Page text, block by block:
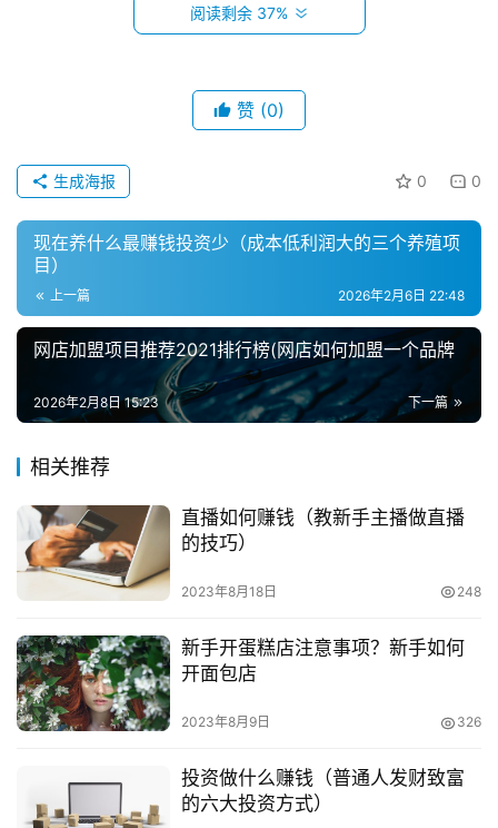
页
小
本
创
业
兼
项
电
商
创
创
业
项
目
频
投稿
网上价格太透明，质量好的进价也不低，质量次的不敢进
做网店和直播带货，所以摆摊只是处理一些旧款，所以兼职
摆摊的，不建议卖此类产品。
3、卡通水枪、泡泡机、发条小乌龟等网红玩具。
钱。见过两个大学生小姐姐摆摊（特殊时期，还没有开
学），一个在直播唱儿歌，一个在激情的介绍着产品，基本
上过路的人都看一会，围观人数不少，销量确实不错。看来
产品好是一方面，摊主的才艺才能聚人气，促交易。
插一个值得反思的见闻。一个比较调皮的小男孩，
大概五、六岁的样子，路过一个卖网红泡泡机的摊位，二话
没说，直接把包装撕了，拿着就跑，大人露出来无奈的表
在喝，原来是隔壁的隔壁奶茶摊，摊主不注意，小朋友直接
拿吸管插上就喝，家长又尴尬的付了账。对小孩的管教和引
导孩子正确的生活观很重要。
二、老中青男人们的玩具，文玩手把件。这类摊主
主要是兴趣爱好，喜欢和懂得人交朋友，喜欢透过事物看本
质，至于是否能交易成功无所谓，毕竟这种东西仁者见仁，
智者见智，它的价值只有爱好者自己心中有数，所以这种摊
玩具摊位门槛低，但要把握好进货渠道，质量要能
阅读剩余 37%
赞 (0)
0 0
生成海报
现在养什么最赚钱投资少（成本低利润大的三个养殖项
目）
上一篇 2026年2月6日 22:48
网店加盟项目推荐2021排行榜(网店如何加盟一个品牌
下一篇
2026年2月8日 15:23
相关推荐
直播如何赚钱（教新手主播做直播
的技巧）
2023年8月18日 248
新手开蛋糕店注意事项？新手如何
开面包店
2023年8月9日 326
投资做什么赚钱（普通人发财致富
的六大投资方式）